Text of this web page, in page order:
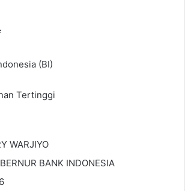
(BI)
Tertinggi
WARJIYO
BANK INDONESIA